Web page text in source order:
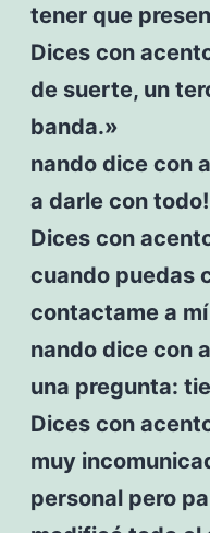
tener que
Dices con
de suerte, un
banda.»
nando dice con
a darle con
Dices con
cuando puedas
contactame a
nando dice con
una pregunta:
Dices con
muy
personal pero